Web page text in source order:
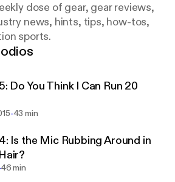
dose of gear, gear reviews,
news, hints, tips, how-tos,
sports.
Do You Think I Can Run 20
-43 min
Is the Mic Rubbing Around in
46 min